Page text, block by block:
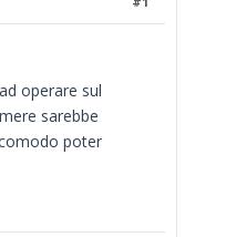
operare sul
sarebbe
poter